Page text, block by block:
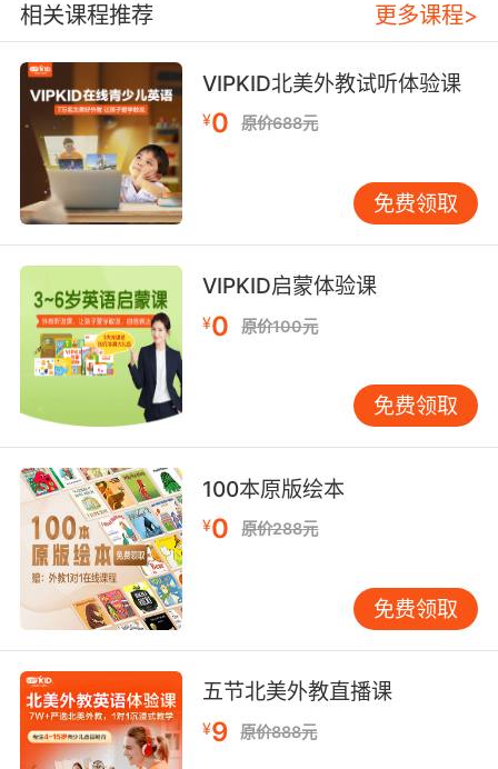
bar bill.
你老板已经帮你支付了房费 所以剩下的就是核对
你的酒水账单了
7. All you do is collate the colored sheets and
put them in the folder, like you see here.
你只需要整理这些彩色的表格 把它们放进文件夹
8. Every time we browse the internet, what
we do can be collated and sold to
advertisers.
每次我们上网 我们的浏览信息就能被收集并卖给
广告商
9. Bring us details of the synchotron, heat
output, collated angles and trajectories.
把同步加速器的材料带出来 磁场强度 对照角度
粒子轨道
10. Collecting data, collating, running
algorithms, doing anything that I could do to
put the pieces of the puzzle together.
收集数据 整理资料 运行程序 我用尽各种手段 将
相关课程推荐 更多课程>
VIPKID北美外教试听体验课
¥0 原价688元
免费领取
VIPKID启蒙体验课
¥0 原价100元
免费领取
100本原版绘本
¥0 原价288元
免费领取
五节北美外教直播课
¥9 原价888元